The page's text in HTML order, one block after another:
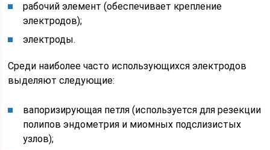
рабочий элемент (обеспечивает крепление
электродов);
электроды.
Среди наиболее часто использующихся электродов
выделяют следующие:
вапоризирующая петля (используется для резекции
полипов эндометрия и миомных подслизистых
узлов);